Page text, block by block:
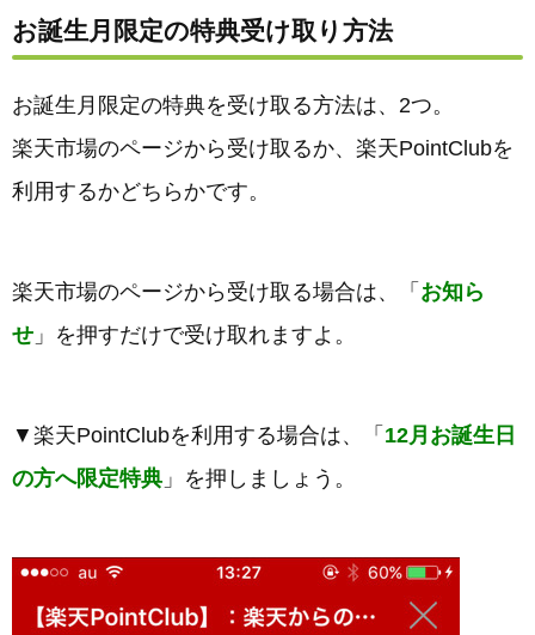
お誕生月限定の特典受け取り方法
お誕生月限定の特典を受け取る方法は、2つ。
楽天市場のページから受け取るか、楽天PointClubを
利用するかどちらかです。
楽天市場のページから受け取る場合は、「 お知ら
せ 」を押すだけで受け取れますよ。
▼楽天PointClubを利用する場合は、「 12月お誕生日
の方へ限定特典 」を押しましょう。